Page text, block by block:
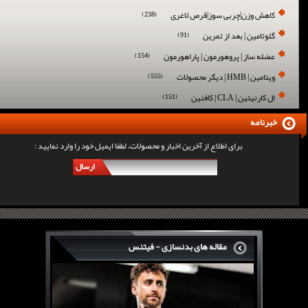
کاهش وزن|چربی سوز|قرص لاغری (238)
گلوتامین | بعد از تمرین (91)
عضله ساز | پروهورمون | پاراهورمون (154)
ویتامین | HMB | دیگر محصولات (555)
ال کارنیتین | CLA | کافئین (151)
برای اطلاع از آخرین اخبار و محصولات، لطفا ایمیل خود را وارد نمایید :
ارسال
خبرنامه
مقاله های بدنسازی - فیتنس